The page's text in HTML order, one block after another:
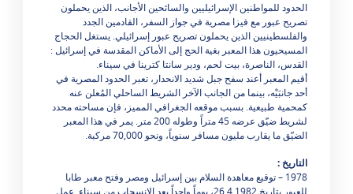
الحدود للمواطنين الإسرائيليين والسائحين الأجانب، الذين يحملون
تصريح عبور مع فيزا مصرية في جواز السفر، القادمين الجدد
والفلسطينيين الذين يحملون تصريح عبور إسرائيلي. يستغل الحجاج
المسيحيون هذا المعبر بغية الحج إلى الأماكن المقدسة في إسرائيل :
القدس، الناصرة، بيت لحم، ودير سانتا كترينا في سيناء.
أقيم المعبر أعند سفح جبل شديد الانحدار، تعبر الحدود المصرية في
أحد جانبَيْه، بينما من الجانب الآخر الشريط الساحلي المُعلن عنه
كمحمية طبيعية. بسبب موقعه الجغرافي المميز، فإن مساحته محدد
لشريط ضيّق عرضه 45 متراً وطوله 200 متر. يمر في هذا المعبر
الضيّق ما يقارب مليون مسافر سنوياً، ونحو 70,000 مركبة.
التاريخ :​
1978 – توقيع معاهدة السلام بين إسرائيل ومصر وفتح معبر طابا
للعبور بتاريخ 26.4.1982، يوماً واحداً بعد الانسحاب من سيناء. عمل